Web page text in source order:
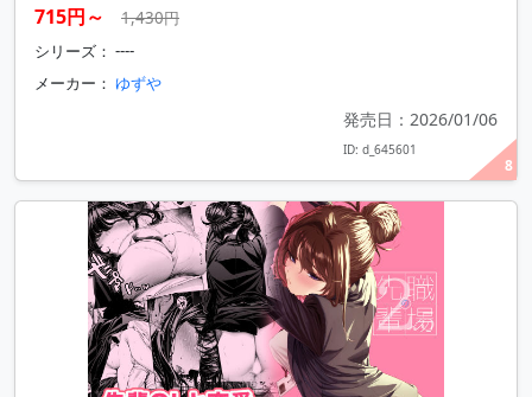
8
715円～
1,430円
シリーズ： ----
メーカー： ゆずや
発売日：2026/01/06
ID: d_645601